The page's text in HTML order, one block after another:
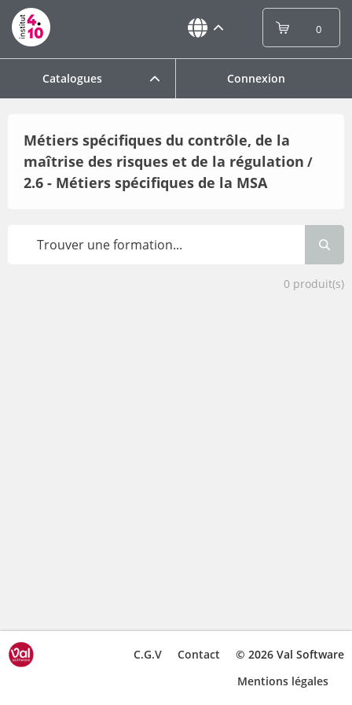
Catalogues Connexion
0
Métiers spécifiques du contrôle, de la
maîtrise des risques et de la régulation /
2.6 - Métiers spécifiques de la MSA
0 produit(s)
© 2026 Val Software
Contact
C.G.V
Mentions légales